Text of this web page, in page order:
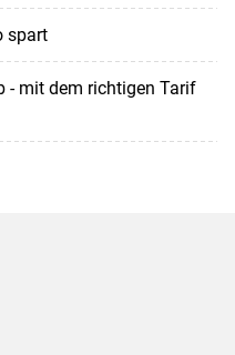
spart
- mit dem richtigen Tarif